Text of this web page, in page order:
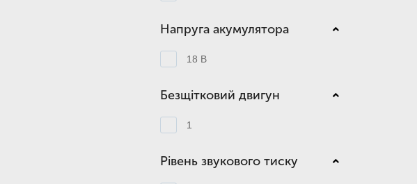
Напруга акумулятора
18 В
Безщітковий двигун
1
Рівень звукового тиску